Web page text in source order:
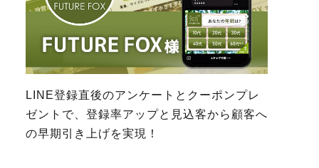
LINE登録直後のアンケートとクーポンプレ
ゼントで、登録率アップと見込客から顧客へ
の早期引き上げを実現！